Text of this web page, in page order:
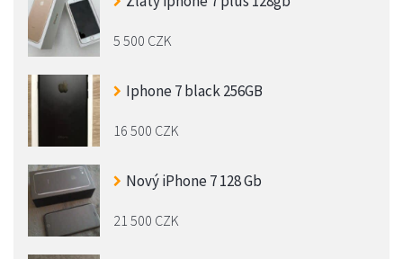
5 500 CZK
Iphone 7 black 256GB
16 500 CZK
Nový iPhone 7 128 Gb
21 500 CZK